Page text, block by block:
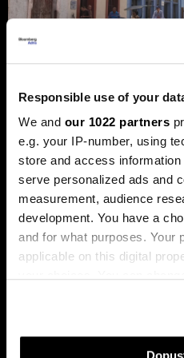
Responsible use of your
We and our 1022 partners
e.g. your IP-number, using
store and access
serve personalized ads and
measurement, audience
development. You have a
and for what purposes. Your
applicable on this digital
If you allow, we would also
Trump protiv
milijardersko
porodice Castro
Sukob oko Kube je sukob
okriljem koncerna Gaesa.